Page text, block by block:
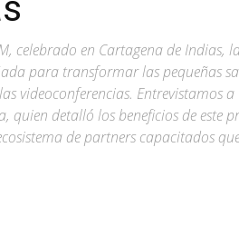
celebrado en Cartagena de Indias,
para transformar las pequeñas
videoconferencias. Entrevistamos
quien detalló los beneficios de este
de partners capacitados